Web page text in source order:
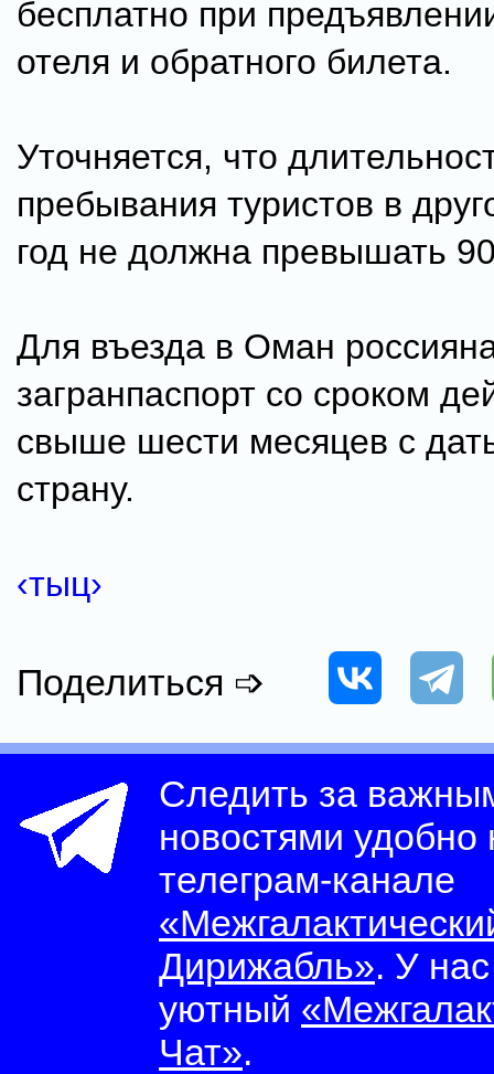
бесплатно при
отеля и обратного билета.
Уточняется, что
пребывания туристов в
год не должна превышать
Для въезда в Оман
загранпаспорт со сроком
свыше шести месяцев с
страну.
‹тыц›
Поделиться ➩
Следить за
новостями
телеграм-канале
Дирижабль». У
уютный
Чат».